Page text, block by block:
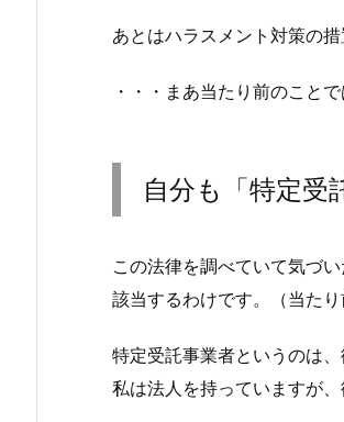
あとはハラスメント対策の
・・・まあ当たり前のことで
自分も「特定受
この法律を調べていて気づ
該当するわけです。（当た
特定受託事業者というのは
私は法人を持っていますが